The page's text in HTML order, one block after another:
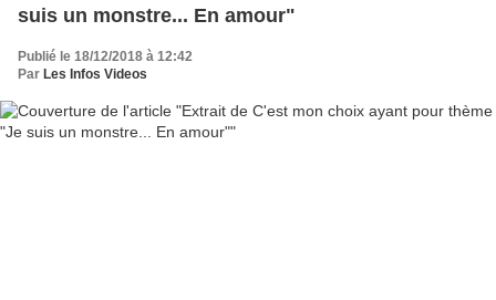
suis un monstre... En amour"
Publié le 18/12/2018 à 12:42
Par Les Infos Videos